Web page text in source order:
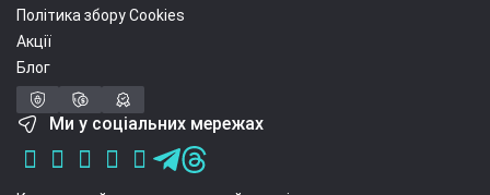
Політика збору Cookies
Акції
Блог
Ми у соціальних мережах